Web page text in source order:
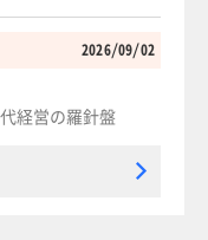
2026/09/02
経営の羅針盤